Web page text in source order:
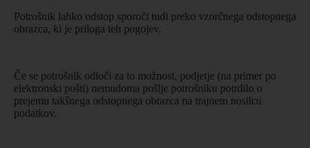
Potrošnik lahko odstop sporoči tudi preko vzorčnega odstopnega
obrazca, ki je priloga teh pogojev.
Če se potrošnik odloči za to možnost, podjetje (na primer po
elektronski pošti) nemudoma pošlje potrošniku potrdilo o
prejemu takšnega odstopnega obrazca na trajnem nosilcu
podatkov.